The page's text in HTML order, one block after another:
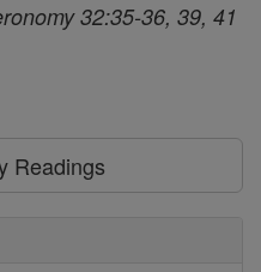
32:35-36, 39, 41
Readings